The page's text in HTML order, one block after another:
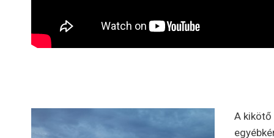
A kikötő